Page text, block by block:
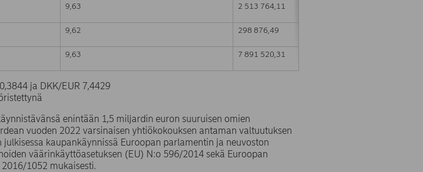
9,63 2 513 764,11
9,62 298 876,49
9,63 7 891 520,31
ja DKK/EUR 7,4429
enintään 1,5 miljardin euron suuruisen omien
vuoden 2022 varsinaisen yhtiökokouksen antaman valtuutuksen
kaupankäynnissä Euroopan parlamentin ja neuvoston
väärinkäyttöasetuksen (EU) N:o 596/2014 sekä Euroopan
1052 mukaisesti.